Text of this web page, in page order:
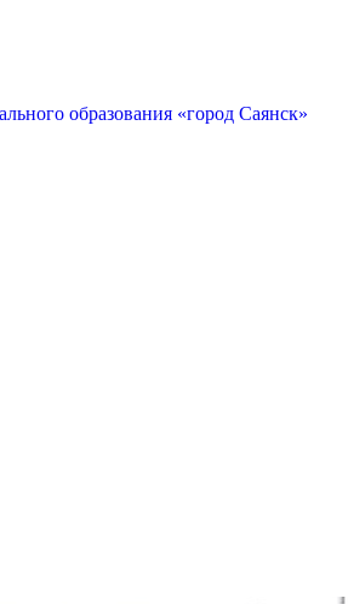
образования «город Саянск»